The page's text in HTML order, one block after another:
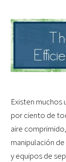
Existen muchos
por ciento de
aire
manipulación
y equipos de